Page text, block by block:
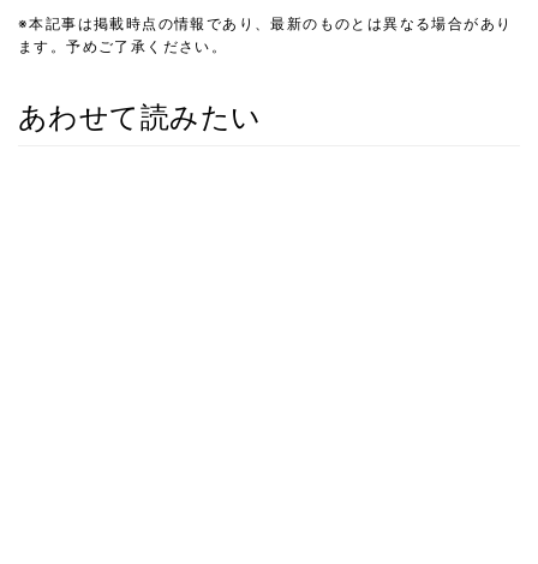
※本記事は掲載時点の情報であり、最新のものとは異なる場合があり
ます。予めご了承ください。
あわせて読みたい